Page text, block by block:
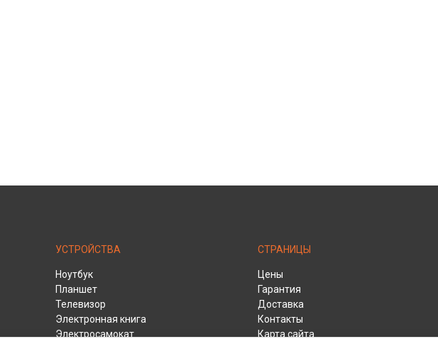
УСТРОЙСТВА
Ноутбук
Планшет
Телевизор
Электронная книга
Электросамокат
СТРАНИЦЫ
Цены
Гарантия
Доставка
Контакты
Карта сайта